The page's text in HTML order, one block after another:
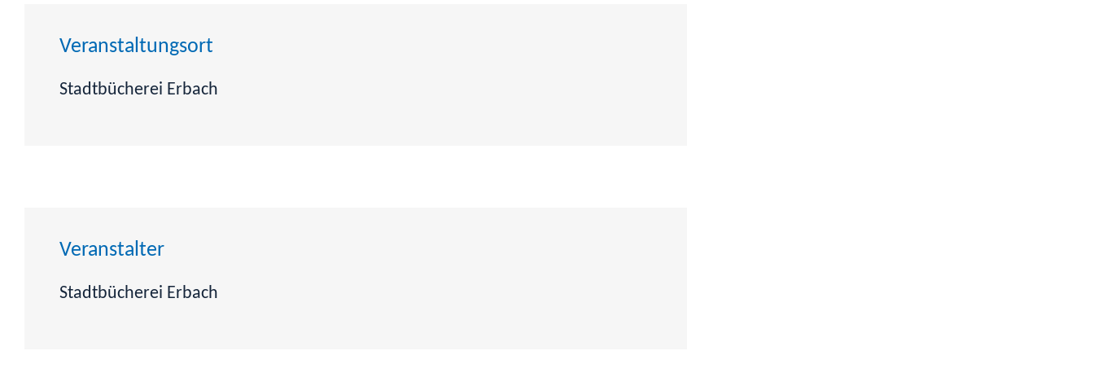
Veranstaltungsort
Stadtbücherei Erbach
Veranstalter
Stadtbücherei Erbach